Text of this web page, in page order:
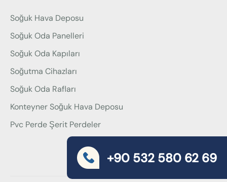
Soğuk Hava Deposu
Soğuk Oda Panelleri
Soğuk Oda Kapıları
Soğutma Cihazları
Soğuk Oda Rafları
Konteyner Soğuk Hava Deposu
Pvc Perde Şerit Perdeler
+90 532 580 62 69